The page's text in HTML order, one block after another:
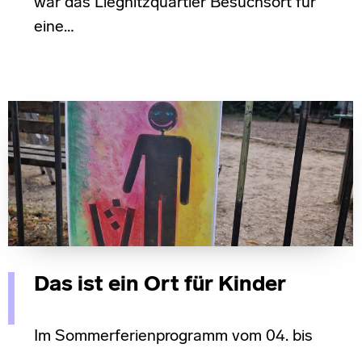
war das Liegnitzquartier Besuchsort für
eine…
Das ist ein Ort für Kinder
Im Sommerferienprogramm vom 04. bis